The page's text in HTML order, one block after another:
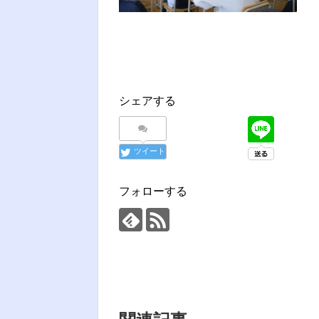
シェアする
ツイート
フォローする